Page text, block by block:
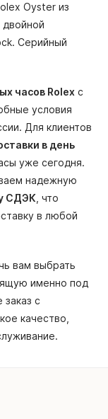
Oyster из
двойной
Серийный
часов Rolex с
условия
Для клиентов
в день
уже сегодня.
надежную
СДЭК , что
в любой
вам выбрать
именно под
с
качество,